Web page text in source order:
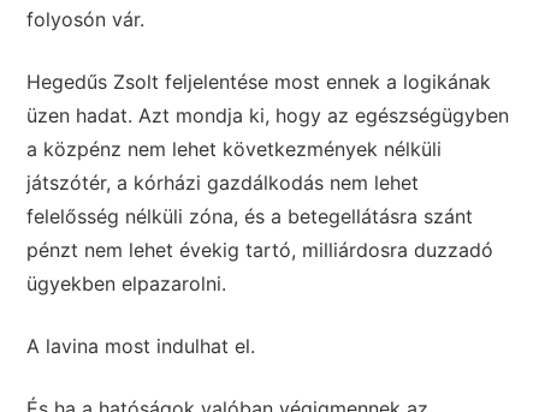
folyosón vár.
Hegedűs Zsolt feljelentése most ennek a logikának
üzen hadat. Azt mondja ki, hogy az egészségügyben
a közpénz nem lehet következmények nélküli
játszótér, a kórházi gazdálkodás nem lehet
felelősség nélküli zóna, és a betegellátásra szánt
pénzt nem lehet évekig tartó, milliárdosra duzzadó
ügyekben elpazarolni.
A lavina most indulhat el.